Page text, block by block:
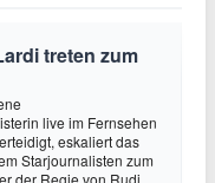
treten zum
live im Fernsehen
eskaliert das
Starjournalisten zum
der Regie von Rudi